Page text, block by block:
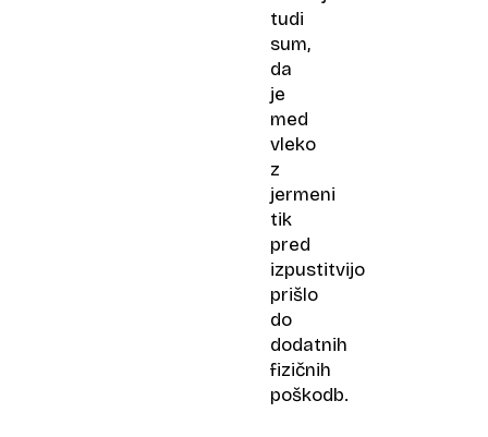
tudi
sum,
da
je
med
vleko
z
jermeni
tik
pred
izpustitvijo
prišlo
do
dodatnih
fizičnih
poškodb.